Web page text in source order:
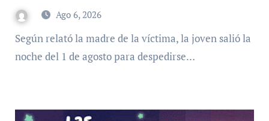
Ago 6, 2026
Según relató la madre de la víctima, la joven salió la
noche del 1 de agosto para despedirse…